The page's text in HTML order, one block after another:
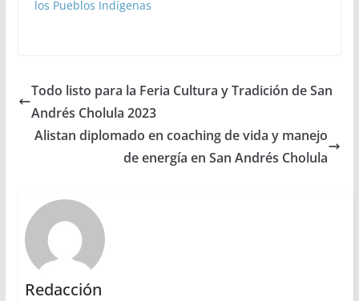
los Pueblos Indígenas
Todo listo para la Feria Cultura y Tradición de San
Andrés Cholula 2023
Alistan diplomado en coaching de vida y manejo
de energía en San Andrés Cholula
Redacción